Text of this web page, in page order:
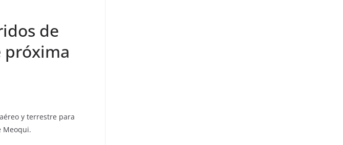
de
próxima
y terrestre para
Meoqui.